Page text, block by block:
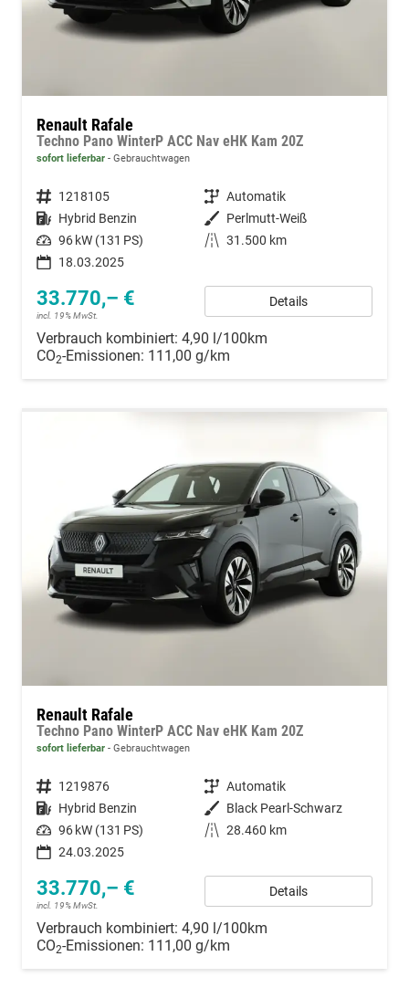
Renault Rafale
Techno Pano WinterP ACC Nav eHK Kam 20Z
sofort lieferbar Gebrauchtwagen
Fahrzeugnummer 1218105 Getriebe Automatik
Kraftstoff Hybrid Benzin Außenfarbe Perlmutt-Weiß
Leistung 96 kW (131 PS) Kilometerstand 31.500 km
18.03.2025
33.770,– €
incl. 19% MwSt.
Details
Verbrauch kombiniert: 4,90 l/100km
CO2-Emissionen: 111,00 g/km
Renault Rafale
Techno Pano WinterP ACC Nav eHK Kam 20Z
sofort lieferbar Gebrauchtwagen
Fahrzeugnummer 1219876 Getriebe Automatik
Kraftstoff Hybrid Benzin Außenfarbe Black Pearl-Schwarz
Leistung 96 kW (131 PS) Kilometerstand 28.460 km
24.03.2025
33.770,– €
incl. 19% MwSt.
Details
Verbrauch kombiniert: 4,90 l/100km
CO2-Emissionen: 111,00 g/km